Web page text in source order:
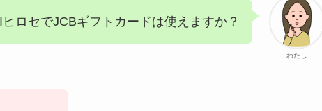
わたし
ヒロセでJCBギフトカードは使えますか？